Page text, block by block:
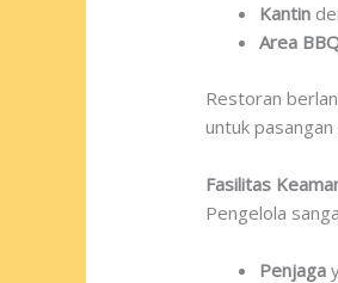
Kantin
Area
Restoran
untuk
Fasilitas
Pengelola
Penjaga